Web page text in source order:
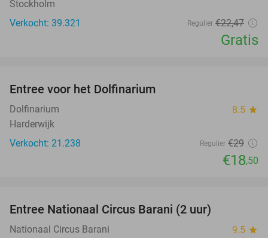
Stockholm
Verkocht: 39.321
Regulier €22,47
Gratis
Entree voor het Dolfinarium
Dolfinarium 8.5 star
Harderwijk
Verkocht: 21.238
Regulier €29
€18,50
Entree Nationaal Circus Barani (2 uur)
Nationaal Circus Barani 9.5 star